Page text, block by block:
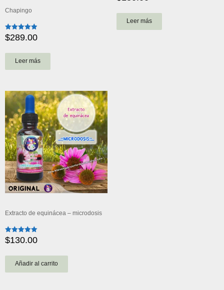
Chapingo
Valorado
con
de 5
$289.00
Leer más
con
de 5
Leer más
Extracto de equinácea – microdosis
Valorado
con
de 5
$130.00
Añadir al carrito